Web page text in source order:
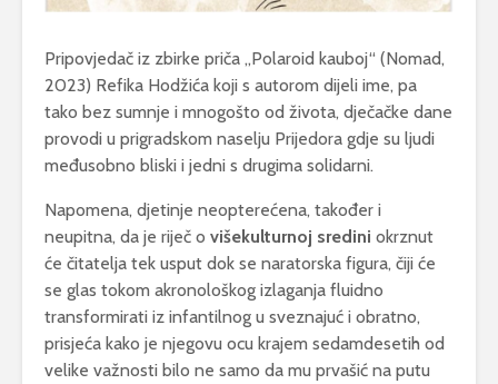
Pripovjedač iz zbirke priča „Polaroid kauboj“ (Nomad,
2023) Refika Hodžića koji s autorom dijeli ime, pa
tako bez sumnje i mnogošto od života, dječačke dane
provodi u prigradskom naselju Prijedora gdje su ljudi
međusobno bliski i jedni s drugima solidarni.
Napomena, djetinje neopterećena, također i
neupitna, da je riječ o višekulturnoj sredini okrznut
će čitatelja tek usput dok se naratorska figura, čiji će
se glas tokom akronološkog izlaganja fluidno
transformirati iz infantilnog u sveznajuć i obratno,
prisjeća kako je njegovu ocu krajem sedamdesetih od
velike važnosti bilo ne samo da mu prvašić na putu